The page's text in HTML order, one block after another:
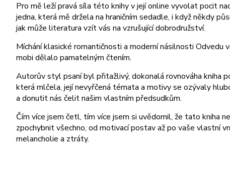
Pro mě leží pravá síla této knihy v její online vyvolat pocit
jedna, která mě držela na hraničním sedadle, i když někdy
jak může literatura vzít vás na vzrušující dobrodružství.
Míchání klasické romantičnosti a moderní násilnosti
mobi dělalo pamatelným čtením.
Autorův styl psaní byl přitažlivý, dokonalá rovnováha kniha
která mlčela, její nevyřčená témata a motivy se ozývaly
a donutit nás čelit našim vlastním předsudkům.
Čím více jsem četl, tím více jsem si uvědomil, že tato kniha
zpochybnit všechno, od motivací postav až po vaše vlastní
melancholie a ztráty.